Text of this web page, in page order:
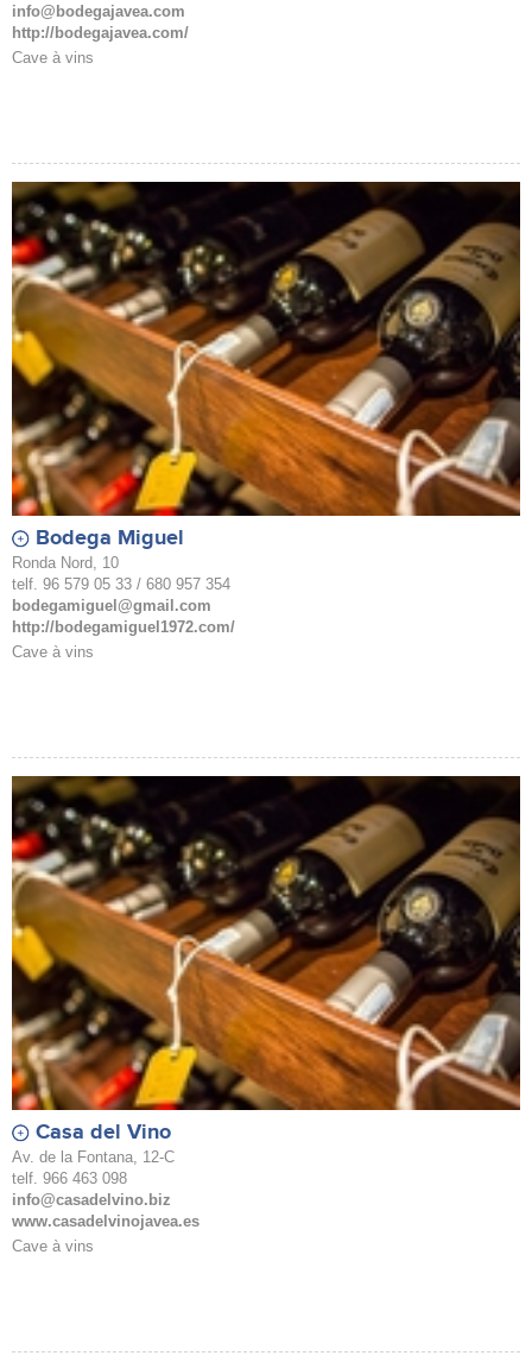
info@bodegajavea.com
http://bodegajavea.com/
Cave à vins
Bodega Miguel
Ronda Nord, 10
telf. 96 579 05 33 / 680 957 354
bodegamiguel@gmail.com
http://bodegamiguel1972.com/
Cave à vins
Casa del Vino
Av. de la Fontana, 12-C
telf. 966 463 098
info@casadelvino.biz
www.casadelvinojavea.es
Cave à vins